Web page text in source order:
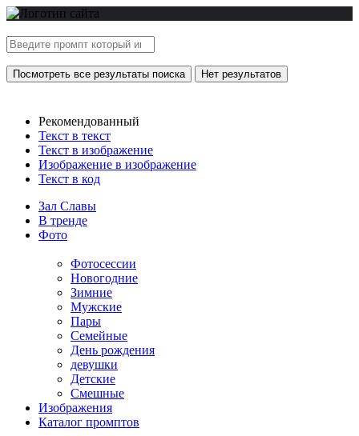
Посмотреть все результаты поиска Нет результатов
Рекомендованный
Текст в текст
Текст в изображение
Изображение в изображение
Текст в код
Зал Славы
В тренде
Фото
Фотосессии
Новогодние
Зимние
Мужские
Пары
Семейные
День рождения
девушки
Детские
Смешные
Изображения
Каталог промптов